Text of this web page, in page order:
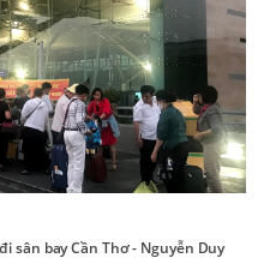
sân bay Cần Thơ - Nguyễn Duy